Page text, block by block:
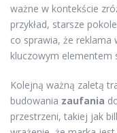
ważne w kontekście
przykład, starsze
co sprawia, że reklama
kluczowym elementem
Kolejną ważną zaletą
budowania zaufania
przestrzeni, takiej jak